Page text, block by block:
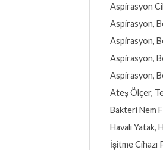
Aspirasyon
Aspirasyon,
Aspirasyon,
Aspirasyon,
Aspirasyon,
Ateş Ölçer,
Bakteri Nem
Havalı Yatak,
İşitme Cihazı